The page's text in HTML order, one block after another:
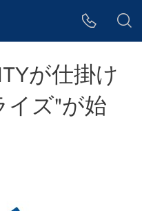
が仕掛け
イズ"が始